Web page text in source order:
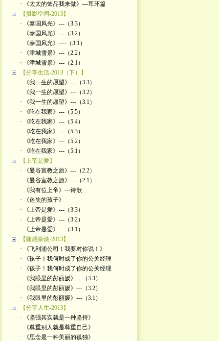
· 《太太的饰品我来做》---耳环篇
【摄影空间-2013】
· 《泰国风光》---（3.3）
· 《泰国风光》---（3.2）
· 《泰国风光》----（3.1）
· 《津城雪景》---（2.2）
· 《津城雪景》---（2.1）
【分享生活-2013（下）】
· 《我一生的愿望》---（3.3）
· 《我一生的愿望》---（3.2）
· 《我一生的愿望》---（3.1）
· 《吃在我家》---（5.5）
· 《吃在我家》---（5.4）
· 《吃在我家》---（5.3）
· 《吃在我家》---（5.2）
· 《吃在我家》---（5.1）
【上帝是爱】
· 《曼谷宣教之旅》---（2.2）
· 《曼谷宣教之旅》---（2.1）
· 《我有位上帝》---诗歌
· 《迷失的孩子》
· 《上帝是爱》---（3.3）
· 《上帝是爱》---（3.2）
· 《上帝是爱》---（3.1）
【随感杂谈-2013】
· 《飞利浦公司！我要对你说！》
· 《孩子！我何时成了你的公关经理
· 《孩子！我何时成了你的公关经理
· 《我眼里的彭丽媛》---（3.3）
· 《我眼里的彭丽媛》---（3.2）
· 《我眼里的彭丽媛》---（3.1）
【分享人生-2013】
· 《坚强其实就是一种坚持》
· 《尊重别人就是尊重自己》
· 《思念是一种美丽的孤独》